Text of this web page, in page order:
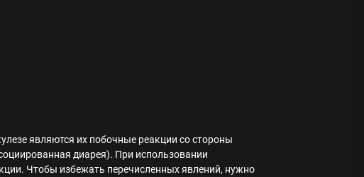
являются их побочные реакции со стороны
диарея). При использовании
Чтобы избежать перечисленных явлений, нужно